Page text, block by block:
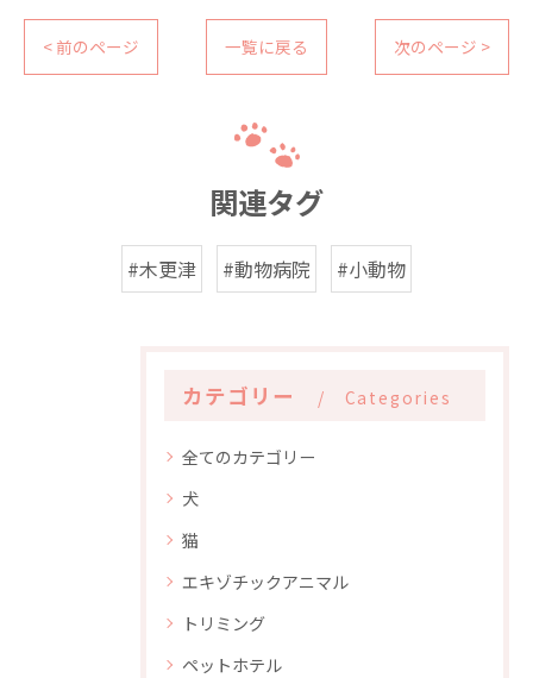
< 前のページ 一覧に戻る 次のページ >
関連タグ
#木更津 #動物病院 #小動物
カテゴリー Categories
全てのカテゴリー
犬
猫
エキゾチックアニマル
トリミング
ペットホテル